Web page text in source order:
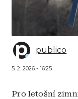
publico
5. 2. 2026 - 16:25
Pro letošní